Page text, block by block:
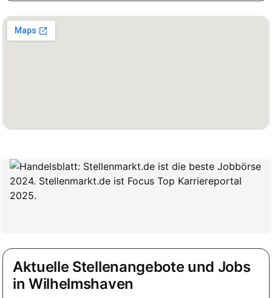
Aktuelle Stellenangebote und Jobs
in Wilhelmshaven